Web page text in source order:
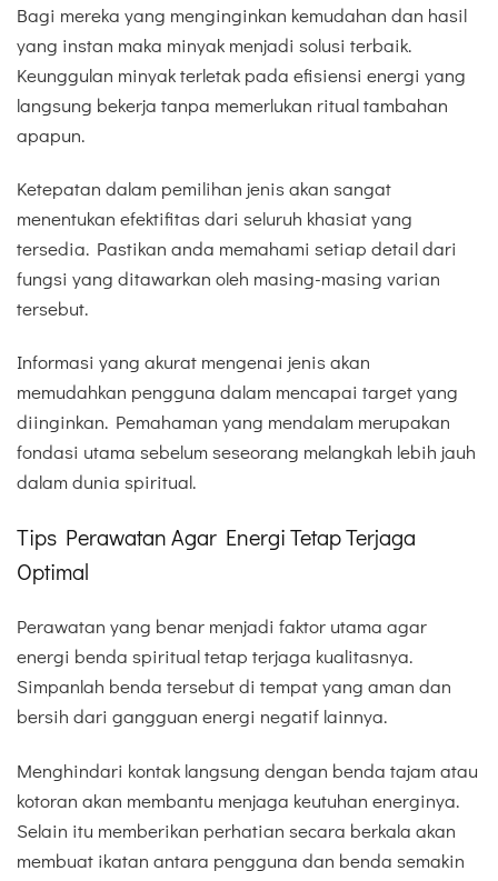
Bagi mereka yang menginginkan kemudahan dan hasil
yang instan maka minyak menjadi solusi terbaik.
Keunggulan minyak terletak pada efisiensi energi yang
langsung bekerja tanpa memerlukan ritual tambahan
apapun.
Ketepatan dalam pemilihan jenis akan sangat
menentukan efektifitas dari seluruh khasiat yang
tersedia. Pastikan anda memahami setiap detail dari
fungsi yang ditawarkan oleh masing-masing varian
tersebut.
Informasi yang akurat mengenai jenis akan
memudahkan pengguna dalam mencapai target yang
diinginkan. Pemahaman yang mendalam merupakan
fondasi utama sebelum seseorang melangkah lebih jauh
dalam dunia spiritual.
Tips Perawatan Agar Energi Tetap Terjaga
Optimal
Perawatan yang benar menjadi faktor utama agar
energi benda spiritual tetap terjaga kualitasnya.
Simpanlah benda tersebut di tempat yang aman dan
bersih dari gangguan energi negatif lainnya.
Menghindari kontak langsung dengan benda tajam atau
kotoran akan membantu menjaga keutuhan energinya.
Selain itu memberikan perhatian secara berkala akan
membuat ikatan antara pengguna dan benda semakin